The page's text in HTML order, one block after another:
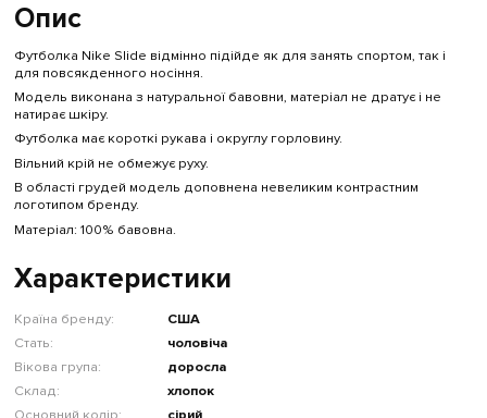
Опис
Футболка Nike Slide відмінно підійде як для занять спортом, так і
для повсякденного носіння.
Модель виконана з натуральної бавовни, матеріал не дратує і не
натирає шкіру.
Футболка має короткі рукава і округлу горловину.
Вільний крій не обмежує руху.
В області грудей модель доповнена невеликим контрастним
логотипом бренду.
Матеріал: 100% бавовна.
Характеристики
Країна бренду:
США
Стать:
чоловіча
Вікова група:
доросла
Склад:
хлопок
Основний колір:
сірий